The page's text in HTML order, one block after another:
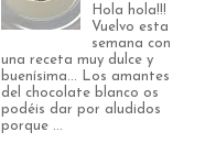
Hola hola!!!
Vuelvo esta
semana con
una receta muy dulce y
buenísima... Los amantes
del chocolate blanco os
podéis dar por aludidos
porque ...